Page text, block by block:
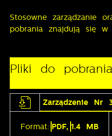
Stosowne zarządzanie
pobrania znajdują się w
Pliki do
Zarządzenie Nr
Format: PDF, 1.4 MB